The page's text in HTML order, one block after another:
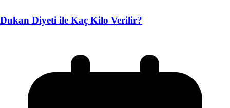
Dukan Diyeti ile Kaç Kilo Verilir?